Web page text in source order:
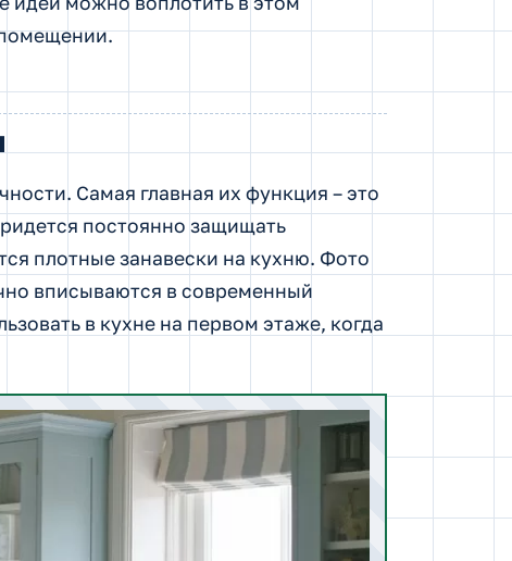
Самая главная их функция – это
постоянно защищать
плотные занавески на кухню. Фото
вписываются в современный
в кухне на первом этаже, когда